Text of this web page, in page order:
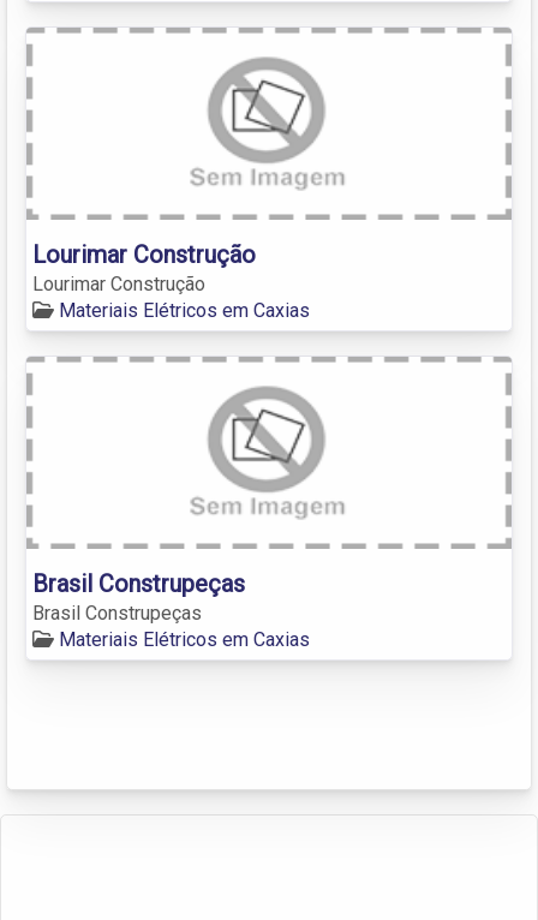
Lourimar Construção
Lourimar Construção
Materiais Elétricos em Caxias
Brasil Construpeças
Brasil Construpeças
Materiais Elétricos em Caxias